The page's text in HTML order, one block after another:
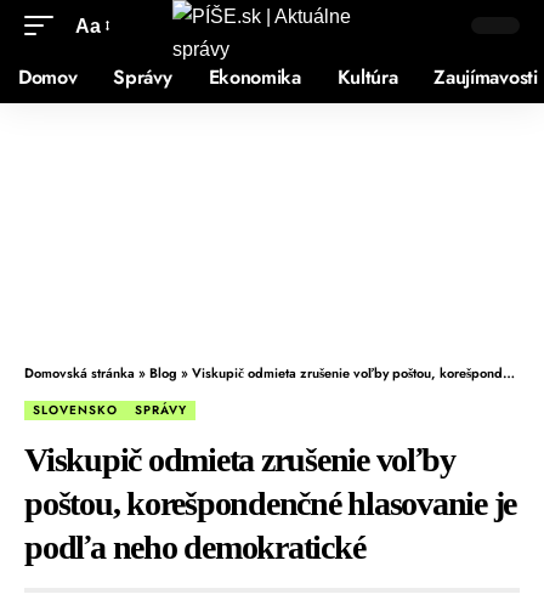
Aa
Domov Správy Ekonomika Kultúra Zaujímavosti
Domovská stránka»Blog »Viskupič odmieta zrušenie voľby poštou, korešpondenčné hlasovanie je podľa neho demokratické
SLOVENSKO SPRÁVY
Viskupič odmieta zrušenie voľby
poštou, korešpondenčné hlasovanie je
podľa neho demokratické